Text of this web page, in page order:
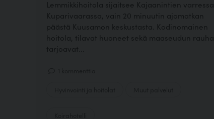
Lemmikkihoitola sijaitsee Kajaanintien varressa
Kuparivaarassa, vain 20 minuutin ajomatkan
päästä Kuusamon keskustasta. Kodinomainen
hoitola, tilavat huoneet sekä maaseudun rauha
tarjoavat...